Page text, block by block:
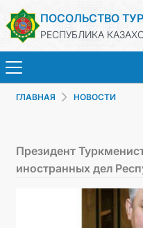
ПОСОЛЬСТВО
РЕСПУБЛИКА
ГЛАВНАЯ НОВОСТИ
Президент
иностранных дел